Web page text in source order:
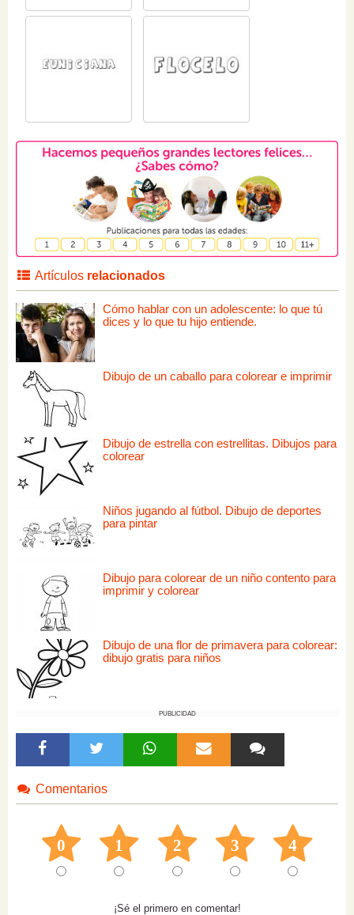
Artículos relacionados
Cómo hablar con un adolescente: lo que tú
dices y lo que tu hijo entiende.
Dibujo de un caballo para colorear e imprimir
Dibujo de estrella con estrellitas. Dibujos para
colorear
Niños jugando al fútbol. Dibujo de deportes
para pintar
Dibujo para colorear de un niño contento para
imprimir y colorear
Dibujo de una flor de primavera para colorear:
dibujo gratis para niños
PUBLICIDAD
Comentarios
0 1 2 3 4
¡Sé el primero en comentar!